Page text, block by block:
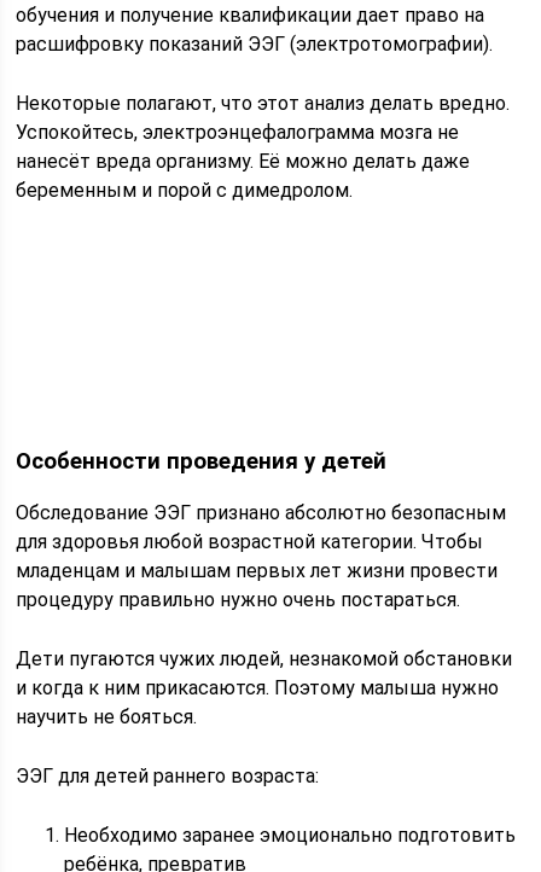
обучения и получение квалификации дает право на
расшифровку показаний ЭЭГ (электротомографии).
Некоторые полагают, что этот анализ делать вредно.
Успокойтесь, электроэнцефалограмма мозга не
нанесёт вреда организму. Её можно делать даже
беременным и порой с димедролом.
Особенности проведения у детей
Обследование ЭЭГ признано абсолютно безопасным
для здоровья любой возрастной категории. Чтобы
младенцам и малышам первых лет жизни провести
процедуру правильно нужно очень постараться.
Дети пугаются чужих людей, незнакомой обстановки
и когда к ним прикасаются. Поэтому малыша нужно
научить не бояться.
ЭЭГ для детей раннего возраста:
Необходимо заранее эмоционально подготовить
ребёнка, превратив